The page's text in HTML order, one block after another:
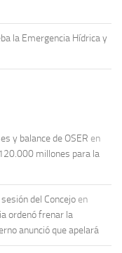
la Emergencia Hídrica y
y balance de OSER en
millones para la
del Concejo en
ordenó frenar la
anunció que apelará